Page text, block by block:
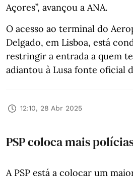
Açores”, avançou a ANA.
O acesso ao terminal do
Delgado, em Lisboa, está
restringir a entrada a quem
adiantou à Lusa fonte oficial
12:10, 28 Abr 2025
PSP coloca mais
A PSP está a colocar um